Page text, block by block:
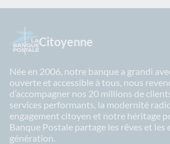
Citoyenne
Née en 2006, notre banque a grandi
ouverte et accessible à tous, nous
d’accompagner nos 20 millions de
services performants, la modernité
engagement citoyen et notre héritage
Banque Postale partage les rêves et les
génération.